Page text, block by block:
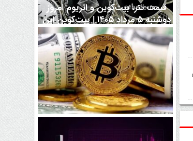
قیمت تتر، بیت‌کوین و اتریوم امروز
دوشنبه ۵ مرداد ۱۴۰۵ | بیت‌کوین این
مرز را از دست بدهد، همه‌چیز تغییر
می‌کند
رقابت پنهان دولت‌ها بر سر بیت‌کوین/
۱۰ کشور برتر کدامند؟